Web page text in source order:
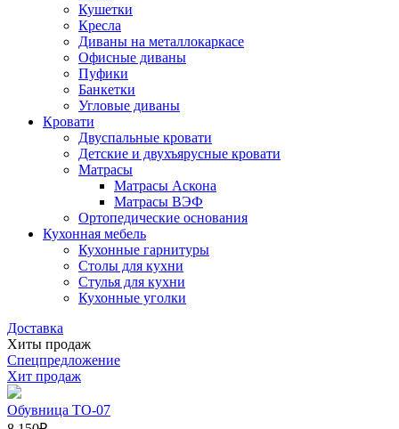
Кушетки
Кресла
Диваны на металлокаркасе
Офисные диваны
Пуфики
Банкетки
Угловые диваны
Кровати
Двуспальные кровати
Детские и двухъярусные кровати
Матрасы
Матрасы Аскона
Матрасы ВЭФ
Ортопедические основания
Кухонная мебель
Кухонные гарнитуры
Столы для кухни
Стулья для кухни
Кухонные уголки
Доставка
Хиты продаж
Спецпредложение
Хит продаж
Обувница ТО-07